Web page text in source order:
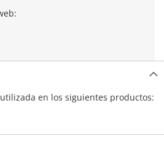
en los siguientes productos: